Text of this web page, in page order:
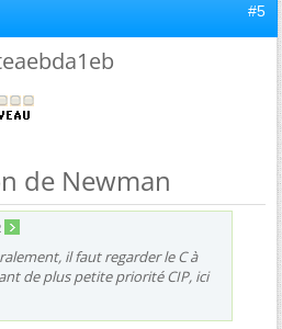
#5
de Newman
il faut regarder le C à
de plus petite priorité CIP, ici